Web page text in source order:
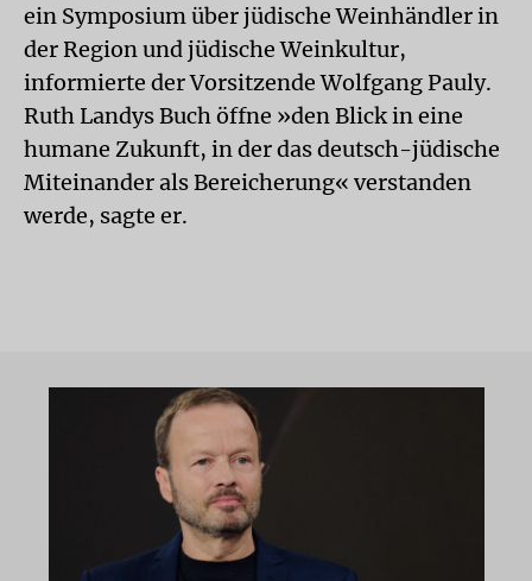
ein Symposium über jüdische Weinhändler in
der Region und jüdische Weinkultur,
informierte der Vorsitzende Wolfgang Pauly.
Ruth Landys Buch öffne »den Blick in eine
humane Zukunft, in der das deutsch-jüdische
Miteinander als Bereicherung« verstanden
werde, sagte er.